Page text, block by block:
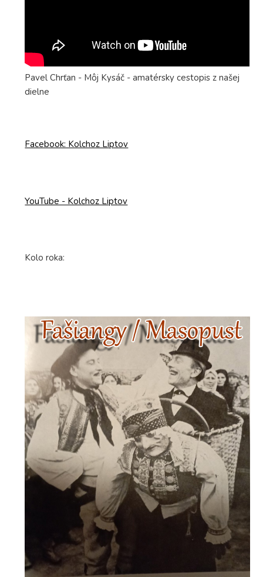
Pavel Chrťan - Môj Kysáč - amatérsky cestopis z našej
dielne
Facebook: Kolchoz Liptov
YouTube - Kolchoz Liptov
Kolo roka: